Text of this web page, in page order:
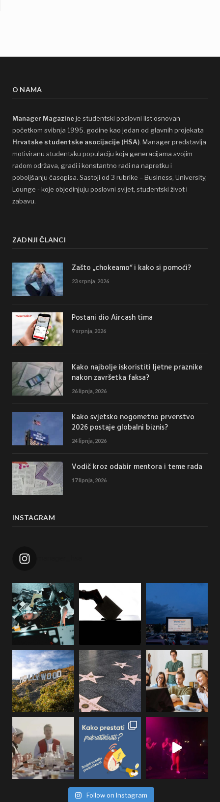
O NAMA
Manager Magazineje studentski poslovni list osnovan
početkom svibnja 1995. godine kao jedan od glavnih projekata
Hrvatske studentske asocijacije (HSA). Manager predstavlja
motiviranu studentsku populaciju koja generacijama svojim
radom održava, gradi i konstantno radi na napretku i
poboljšanju časopisa. Sastoji od 3 rubrike – Business, University,
Lounge - koje objedinjuju poslovni svijet, studentski život i
zabavu.
ZADNJI ČLANCI
Zašto „chokeamo“ i kako si pomoći?
23 srpnja, 2026
Postani dio Aircash tima
9 srpnja, 2026
Kako najbolje iskoristiti ljetne praznike
nakon završetka faksa?
26 lipnja, 2026
Kako svjetsko nogometno prvenstvo
2026 postaje globalni biznis?
24 lipnja, 2026
Vodič kroz odabir mentora i teme rada
17 lipnja, 2026
INSTAGRAM
Follow on Instagram